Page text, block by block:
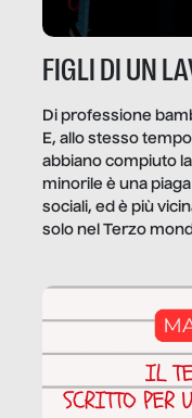
FIGLI DI UN
Di professione
E, allo stesso
abbiano compiuto
minorile è una
sociali, ed è più
solo nel Terzo